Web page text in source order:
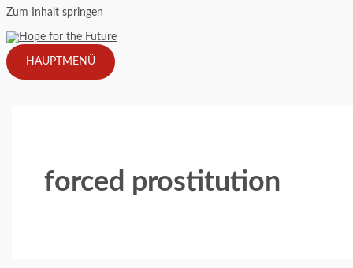
Zum Inhalt springen
HAUPTMENÜ
forced prostitution